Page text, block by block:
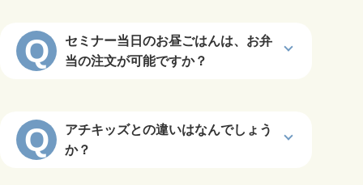
Q
セミナー当日のお昼ごはんは、お弁
当の注文が可能ですか？
Q
アチキッズとの違いはなんでしょう
か？